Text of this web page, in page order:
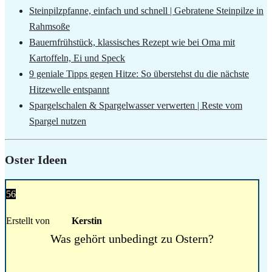
Steinpilzpfanne, einfach und schnell | Gebratene Steinpilze in
Rahmsoße
Bauernfrühstück, klassisches Rezept wie bei Oma mit
Kartoffeln, Ei und Speck
9 geniale Tipps gegen Hitze: So überstehst du die nächste
Hitzewelle entspannt
Spargelschalen & Spargelwasser verwerten | Reste vom
Spargel nutzen
Oster Ideen
56
Erstellt von Kerstin
Was gehört unbedingt zu Ostern?